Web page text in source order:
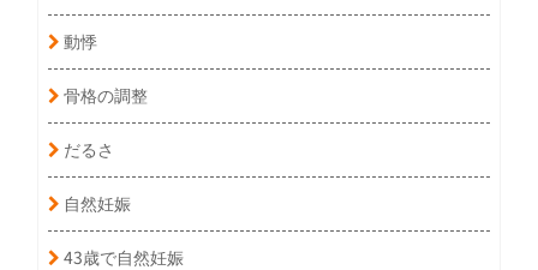
動悸
骨格の調整
だるさ
自然妊娠
43歳で自然妊娠